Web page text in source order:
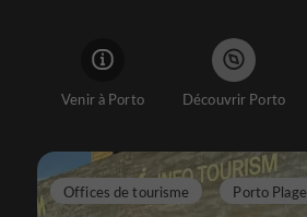
Venir à Porto Découvrir Porto
Offices de tourisme Porto Plage